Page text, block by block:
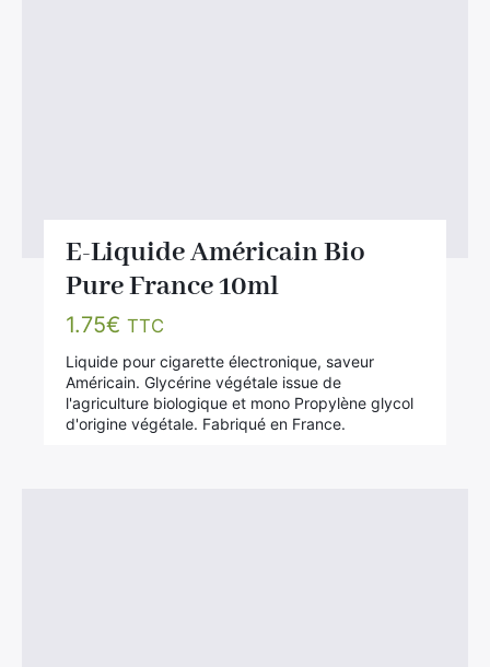
E-Liquide Américain Bio
Pure France 10ml
1.75€ TTC
Liquide pour cigarette électronique, saveur
Américain. Glycérine végétale issue de
l'agriculture biologique et mono Propylène glycol
d'origine végétale. Fabriqué en France.